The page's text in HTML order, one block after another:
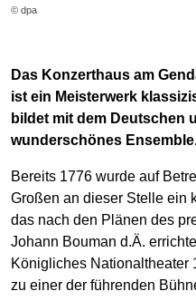
© dpa
Das Konzerthaus am
ist ein Meisterwerk
bildet mit dem Deutschen
wunderschönes
Bereits 1776 wurde auf
Großen an dieser Stelle ein
das nach den Plänen des
Johann Bouman d.Ä.
Königliches Nationaltheater
zu einer der führenden